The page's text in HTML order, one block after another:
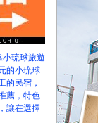
球民宿推薦
場!!看這邊
資訊都在這
網熱情開站
即時動態!!
小琉球旅遊
的小琉球
的民宿，
薦，特色
讓在選擇